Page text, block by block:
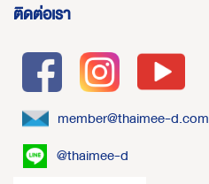
ติดต่อเรา
member@thaimee-d.com
@thaimee-d